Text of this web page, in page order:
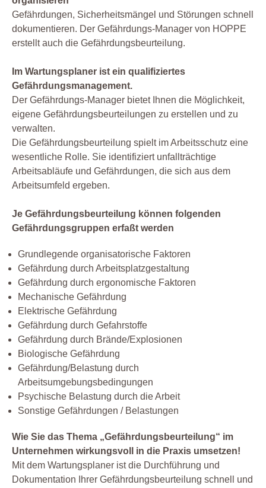
Gefährdungen, Sicherheitsmängel und Störungen schnell
dokumentieren. Der Gefährdungs-Manager von HOPPE
erstellt auch die Gefährdungsbeurteilung.
Im Wartungsplaner ist ein qualifiziertes
Gefährdungsmanagement.
Der Gefährdungs-Manager bietet Ihnen die Möglichkeit,
eigene Gefährdungsbeurteilungen zu erstellen und zu
verwalten.
Die Gefährdungsbeurteilung spielt im Arbeitsschutz eine
wesentliche Rolle. Sie identifiziert unfallträchtige
Arbeitsabläufe und Gefährdungen, die sich aus dem
Arbeitsumfeld ergeben.
Je Gefährdungsbeurteilung können folgenden
Gefährdungsgruppen erfaßt werden
Grundlegende organisatorische Faktoren
Gefährdung durch Arbeitsplatzgestaltung
Gefährdung durch ergonomische Faktoren
Mechanische Gefährdung
Elektrische Gefährdung
Gefährdung durch Gefahrstoffe
Gefährdung durch Brände/Explosionen
Biologische Gefährdung
Gefährdung/Belastung durch
Arbeitsumgebungsbedingungen
Psychische Belastung durch die Arbeit
Sonstige Gefährdungen / Belastungen
Wie Sie das Thema „Gefährdungsbeurteilung“ im
Unternehmen wirkungsvoll in die Praxis umsetzen!
Mit dem Wartungsplaner ist die Durchführung und
Dokumentation Ihrer Gefährdungsbeurteilung schnell und